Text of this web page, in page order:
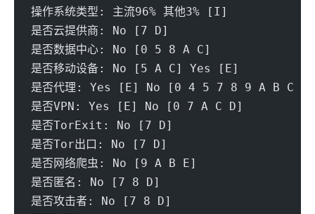
操作系统类型: 主流96% 其他3% [I]
是否云提供商: No [7 D]
是否数据中心: No [0 5 8 A C]
是否移动设备: No [5 A C] Yes [E]
是否代理: Yes [E] No [0 4 5 7 8 9 A B C D]
是否VPN: Yes [E] No [0 7 A C D]
是否TorExit: No [7 D]
是否Tor出口: No [7 D]
是否网络爬虫: No [9 A B E]
是否匿名: No [7 8 D]
是否攻击者: No [7 8 D]